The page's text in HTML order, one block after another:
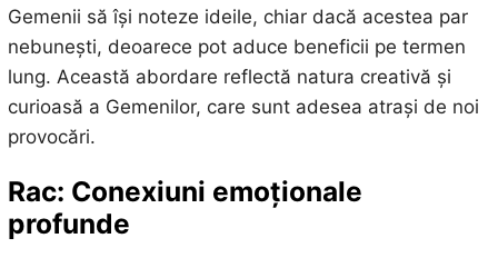
Gemenii să își noteze ideile, chiar dacă acestea par
nebunești, deoarece pot aduce beneficii pe termen
lung. Această abordare reflectă natura creativă și
curioasă a Gemenilor, care sunt adesea atrași de noi
provocări.
Rac: Conexiuni emoționale
profunde